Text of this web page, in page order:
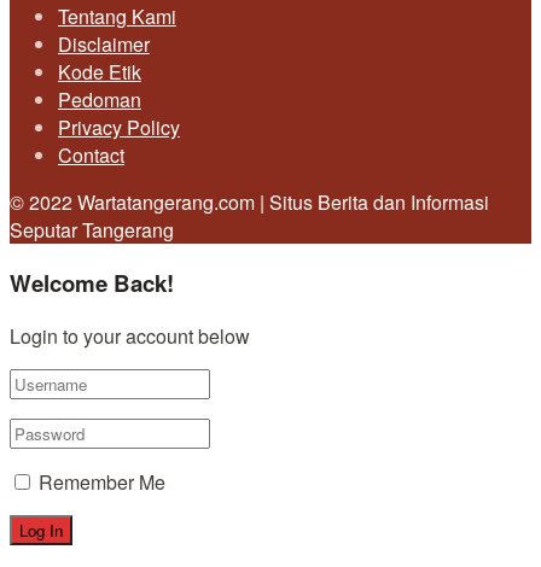
Tentang Kami
Disclaimer
Kode Etik
Pedoman
Privacy Policy
Contact
© 2022 Wartatangerang.com | Situs Berita dan Informasi
Seputar Tangerang
Welcome Back!
Login to your account below
Remember Me